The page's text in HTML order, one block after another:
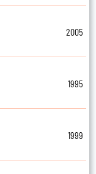
2005
1995
1999